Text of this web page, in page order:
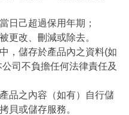
日己超過保用年期；
更改、刪減或除去。
，儲存於產品內之資料(如
司不負擔任何法律責任及
品之內容（如有）自行儲
貝或儲存服務。